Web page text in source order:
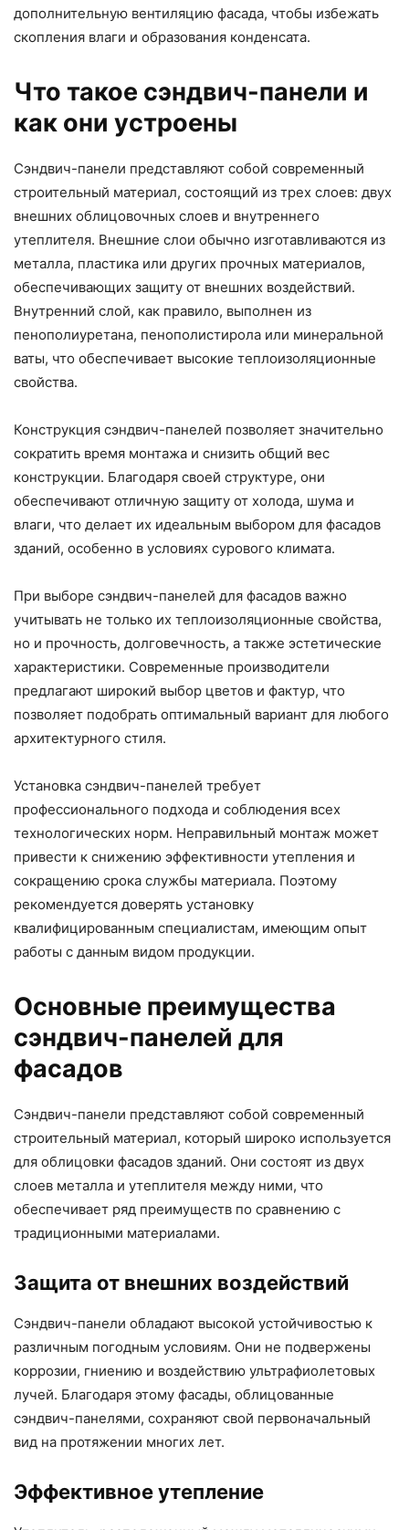
дополнительную вентиляцию фасада, чтобы избежать
скопления влаги и образования конденсата.
Что такое сэндвич-панели и
как они устроены
Сэндвич-панели представляют собой современный
строительный материал, состоящий из трех слоев: двух
внешних облицовочных слоев и внутреннего
утеплителя. Внешние слои обычно изготавливаются из
металла, пластика или других прочных материалов,
обеспечивающих защиту от внешних воздействий.
Внутренний слой, как правило, выполнен из
пенополиуретана, пенополистирола или минеральной
ваты, что обеспечивает высокие теплоизоляционные
свойства.
Конструкция сэндвич-панелей позволяет значительно
сократить время монтажа и снизить общий вес
конструкции. Благодаря своей структуре, они
обеспечивают отличную защиту от холода, шума и
влаги, что делает их идеальным выбором для фасадов
зданий, особенно в условиях сурового климата.
При выборе сэндвич-панелей для фасадов важно
учитывать не только их теплоизоляционные свойства,
но и прочность, долговечность, а также эстетические
характеристики. Современные производители
предлагают широкий выбор цветов и фактур, что
позволяет подобрать оптимальный вариант для любого
архитектурного стиля.
Установка сэндвич-панелей требует
профессионального подхода и соблюдения всех
технологических норм. Неправильный монтаж может
привести к снижению эффективности утепления и
сокращению срока службы материала. Поэтому
рекомендуется доверять установку
квалифицированным специалистам, имеющим опыт
работы с данным видом продукции.
Основные преимущества
сэндвич-панелей для
фасадов
Сэндвич-панели представляют собой современный
строительный материал, который широко используется
для облицовки фасадов зданий. Они состоят из двух
слоев металла и утеплителя между ними, что
обеспечивает ряд преимуществ по сравнению с
традиционными материалами.
Защита от внешних воздействий
Сэндвич-панели обладают высокой устойчивостью к
различным погодным условиям. Они не подвержены
коррозии, гниению и воздействию ультрафиолетовых
лучей. Благодаря этому фасады, облицованные
сэндвич-панелями, сохраняют свой первоначальный
вид на протяжении многих лет.
Эффективное утепление